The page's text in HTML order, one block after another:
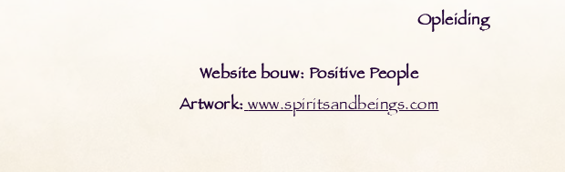
Opleiding
Website bouw: Positive People
Artwork: www.spiritsandbeings.com